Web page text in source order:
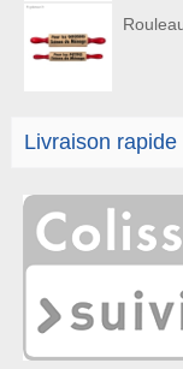
Livraison rapide